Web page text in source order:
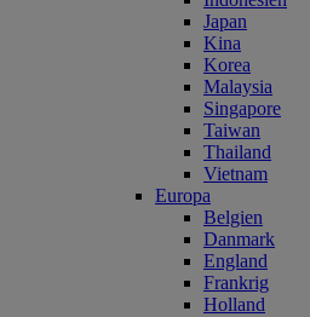
Japan
Kina
Korea
Malaysia
Singapore
Taiwan
Thailand
Vietnam
Europa
Belgien
Danmark
England
Frankrig
Holland